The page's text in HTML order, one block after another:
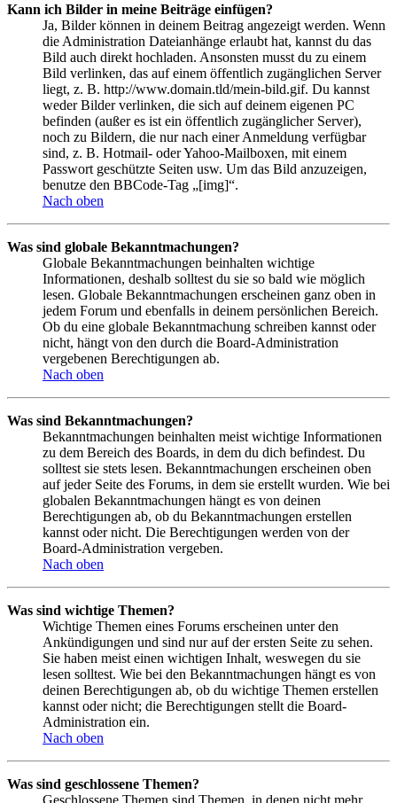
Kann ich Bilder in meine Beiträge einfügen?
Ja, Bilder können in deinem Beitrag angezeigt werden. Wenn
die Administration Dateianhänge erlaubt hat, kannst du das
Bild auch direkt hochladen. Ansonsten musst du zu einem
Bild verlinken, das auf einem öffentlich zugänglichen Server
liegt, z. B. http://www.domain.tld/mein-bild.gif. Du kannst
weder Bilder verlinken, die sich auf deinem eigenen PC
befinden (außer es ist ein öffentlich zugänglicher Server),
noch zu Bildern, die nur nach einer Anmeldung verfügbar
sind, z. B. Hotmail- oder Yahoo-Mailboxen, mit einem
Passwort geschützte Seiten usw. Um das Bild anzuzeigen,
benutze den BBCode-Tag „[img]“.
Nach oben
Was sind globale Bekanntmachungen?
Globale Bekanntmachungen beinhalten wichtige
Informationen, deshalb solltest du sie so bald wie möglich
lesen. Globale Bekanntmachungen erscheinen ganz oben in
jedem Forum und ebenfalls in deinem persönlichen Bereich.
Ob du eine globale Bekanntmachung schreiben kannst oder
nicht, hängt von den durch die Board-Administration
vergebenen Berechtigungen ab.
Nach oben
Was sind Bekanntmachungen?
Bekanntmachungen beinhalten meist wichtige Informationen
zu dem Bereich des Boards, in dem du dich befindest. Du
solltest sie stets lesen. Bekanntmachungen erscheinen oben
auf jeder Seite des Forums, in dem sie erstellt wurden. Wie bei
globalen Bekanntmachungen hängt es von deinen
Berechtigungen ab, ob du Bekanntmachungen erstellen
kannst oder nicht. Die Berechtigungen werden von der
Board-Administration vergeben.
Nach oben
Was sind wichtige Themen?
Wichtige Themen eines Forums erscheinen unter den
Ankündigungen und sind nur auf der ersten Seite zu sehen.
Sie haben meist einen wichtigen Inhalt, weswegen du sie
lesen solltest. Wie bei den Bekanntmachungen hängt es von
deinen Berechtigungen ab, ob du wichtige Themen erstellen
kannst oder nicht; die Berechtigungen stellt die Board-
Administration ein.
Nach oben
Was sind geschlossene Themen?
Geschlossene Themen sind Themen, in denen nicht mehr